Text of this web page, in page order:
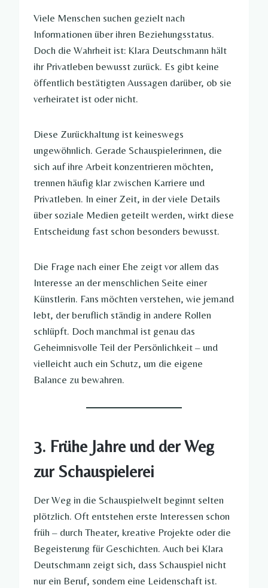
Viele Menschen suchen gezielt nach
Informationen über ihren Beziehungsstatus.
Doch die Wahrheit ist: Klara Deutschmann hält
ihr Privatleben bewusst zurück. Es gibt keine
öffentlich bestätigten Aussagen darüber, ob sie
verheiratet ist oder nicht.
Diese Zurückhaltung ist keineswegs
ungewöhnlich. Gerade Schauspielerinnen, die
sich auf ihre Arbeit konzentrieren möchten,
trennen häufig klar zwischen Karriere und
Privatleben. In einer Zeit, in der viele Details
über soziale Medien geteilt werden, wirkt diese
Entscheidung fast schon besonders bewusst.
Die Frage nach einer Ehe zeigt vor allem das
Interesse an der menschlichen Seite einer
Künstlerin. Fans möchten verstehen, wie jemand
lebt, der beruflich ständig in andere Rollen
schlüpft. Doch manchmal ist genau das
Geheimnisvolle Teil der Persönlichkeit – und
vielleicht auch ein Schutz, um die eigene
Balance zu bewahren.
3. Frühe Jahre und der Weg
zur Schauspielerei
Der Weg in die Schauspielwelt beginnt selten
plötzlich. Oft entstehen erste Interessen schon
früh – durch Theater, kreative Projekte oder die
Begeisterung für Geschichten. Auch bei Klara
Deutschmann zeigt sich, dass Schauspiel nicht
nur ein Beruf, sondern eine Leidenschaft ist.